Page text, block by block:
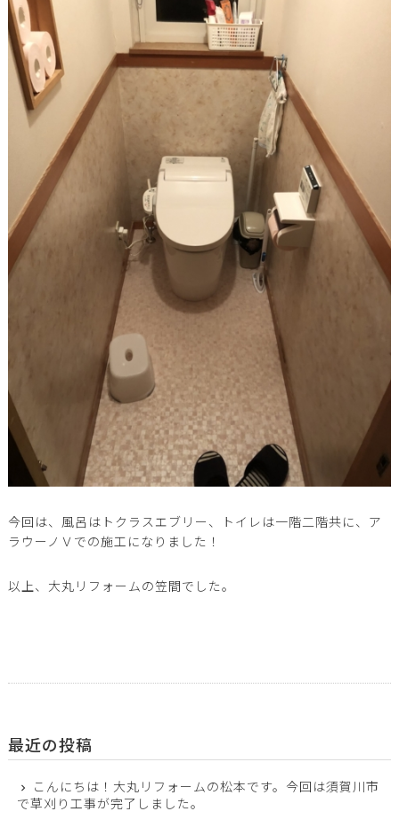
今回は、風呂はトクラスエブリー、トイレは一階二階共に、ア
ラウーノＶでの施工になりました！
以上、大丸リフォームの笠間でした。
最近の投稿
こんにちは！大丸リフォームの松本です。今回は須賀川市
で草刈り工事が完了しました。